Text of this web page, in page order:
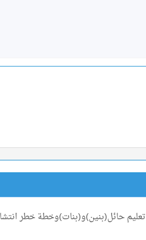
تعليم حائل(بنين)و(بنات)وخطة خطر